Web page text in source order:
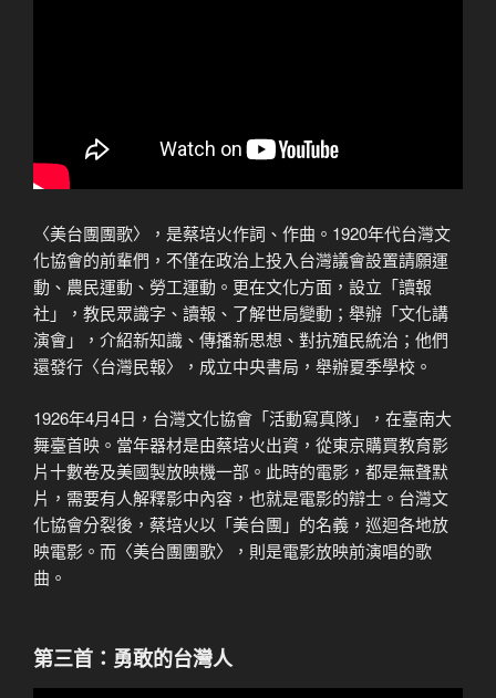
〈美台團團歌〉，是蔡培火作詞、作曲。1920年代台灣文
化協會的前輩們，不僅在政治上投入台灣議會設置請願運
動、農民運動、勞工運動。更在文化方面，設立「讀報
社」，教民眾識字、讀報、了解世局變動；舉辦「文化講
演會」，介紹新知識、傳播新思想、對抗殖民統治；他們
還發行〈台灣民報〉，成立中央書局，舉辦夏季學校。
1926年4月4日，台灣文化協會「活動寫真隊」，在臺南大
舞臺首映。當年器材是由蔡培火出資，從東京購買教育影
片十數卷及美國製放映機一部。此時的電影，都是無聲默
片，需要有人解釋影中內容，也就是電影的辯士。台灣文
化協會分裂後，蔡培火以「美台團」的名義，巡迴各地放
映電影。而〈美台團團歌〉，則是電影放映前演唱的歌
曲。
第三首：勇敢的台灣人